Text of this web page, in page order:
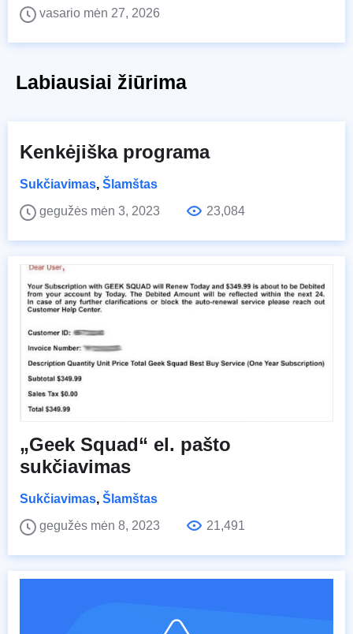
vasario mėn 27, 2026
Labiausiai žiūrima
Kenkėjiška programa
Sukčiavimas, Šlamštas
gegužės mėn 3, 2023
23,084
„Geek Squad“ el. pašto
sukčiavimas
Sukčiavimas, Šlamštas
gegužės mėn 8, 2023
21,491